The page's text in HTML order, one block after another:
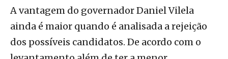
A vantagem do governador Daniel Vilela
ainda é maior quando é analisada a rejeição
dos possíveis candidatos. De acordo com o